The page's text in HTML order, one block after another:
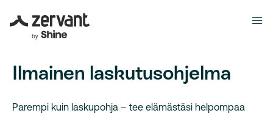
Ilmainen laskutusohjelma
Parempi kuin laskupohja – tee elämästäsi helpompaa